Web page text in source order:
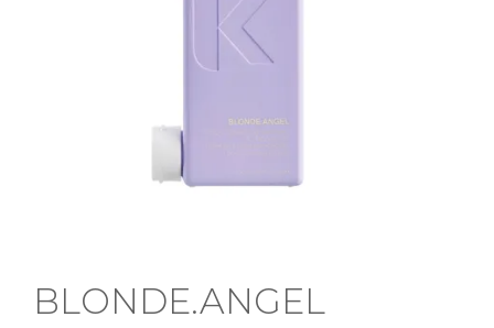
BLONDE.ANGEL